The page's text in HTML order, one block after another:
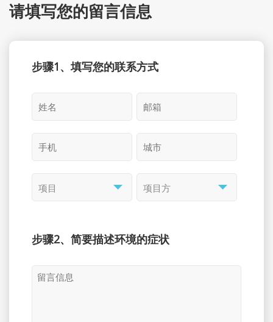
请填写您的留言信息
步骤1、填写您的联系方式
步骤2、简要描述环境的症状